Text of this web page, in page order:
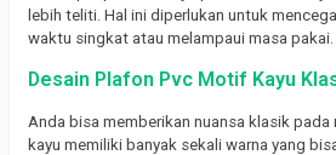
lebih teliti. Hal ini diperlukan untuk
waktu singkat atau melampaui masa pakai.
Desain Plafon Pvc Motif Kayu
Anda bisa memberikan nuansa klasik pada
kayu memiliki banyak sekali warna yang